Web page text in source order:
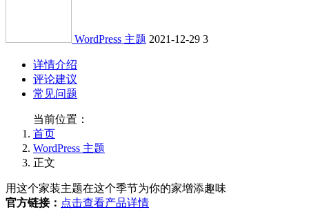
WordPress 主题 2021-12-29 3
详情介绍
评论建议
常见问题
当前位置：
首页
WordPress 主题
正文
用这个家装主题在这个季节为你的家增添趣味
官方链接： 点击查看产品详情